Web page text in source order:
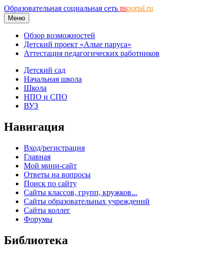
Образовательная социальная сеть nsportal.ru
Меню
Обзор возможностей
Детский проект «Алые паруса»
Аттестация педагогических работников
Детский сад
Начальная школа
Школа
НПО и СПО
ВУЗ
Навигация
Вход/регистрация
Главная
Мой мини-сайт
Ответы на вопросы
Поиск по сайту
Сайты классов, групп, кружков...
Сайты образовательных учреждений
Сайты коллег
Форумы
Библиотека